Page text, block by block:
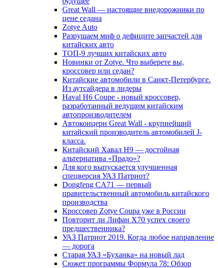
Great Wall — настоящие внедорожники по
цене седана
Zotye Auto
Разрушаем миф о дефиците запчастей для
китайских авто
ТОП-9 лучших китайских авто
Новинки от Zotye. Что выберете вы,
кроссовер или седан?
Китайские автомобили в Санкт-Петербурге.
Из аутсайдера в лидеры
Haval H6 Coupe - новый кроссовер,
разработанный ведущим китайским
автопроизводителем
Автоконцерн Great Wall - крупнейший
китайский производитель автомобилей J-
класса.
Китайский Хавал H9 — достойная
альтернатива «Прадо»?
Для кого выпускается улучшенная
спецверсия УАЗ Патриот?
Dongfeng CA71 — первый
правительственный автомобиль китайского
производства
Кроссовер Zotye Coupa уже в России
Повторит ли Лифан Х70 успех своего
предшественника?
УАЗ Патриот 2019. Когда любое направление
— дорога
Старая УАЗ «Буханка» на новый лад
Сюжет программы Формула 78: Обзор